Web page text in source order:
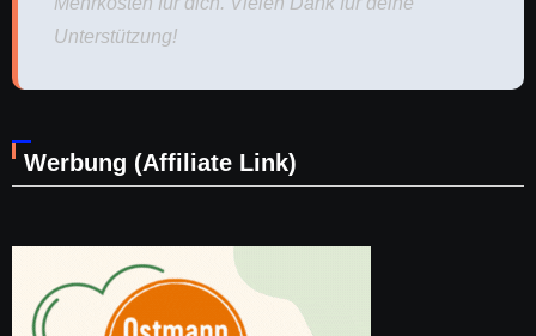
Unterstützung!
Werbung (Affiliate Link)